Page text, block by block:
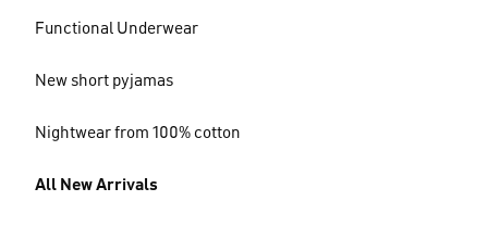
Functional Underwear
New short pyjamas
Nightwear from 100% cotton
All New Arrivals